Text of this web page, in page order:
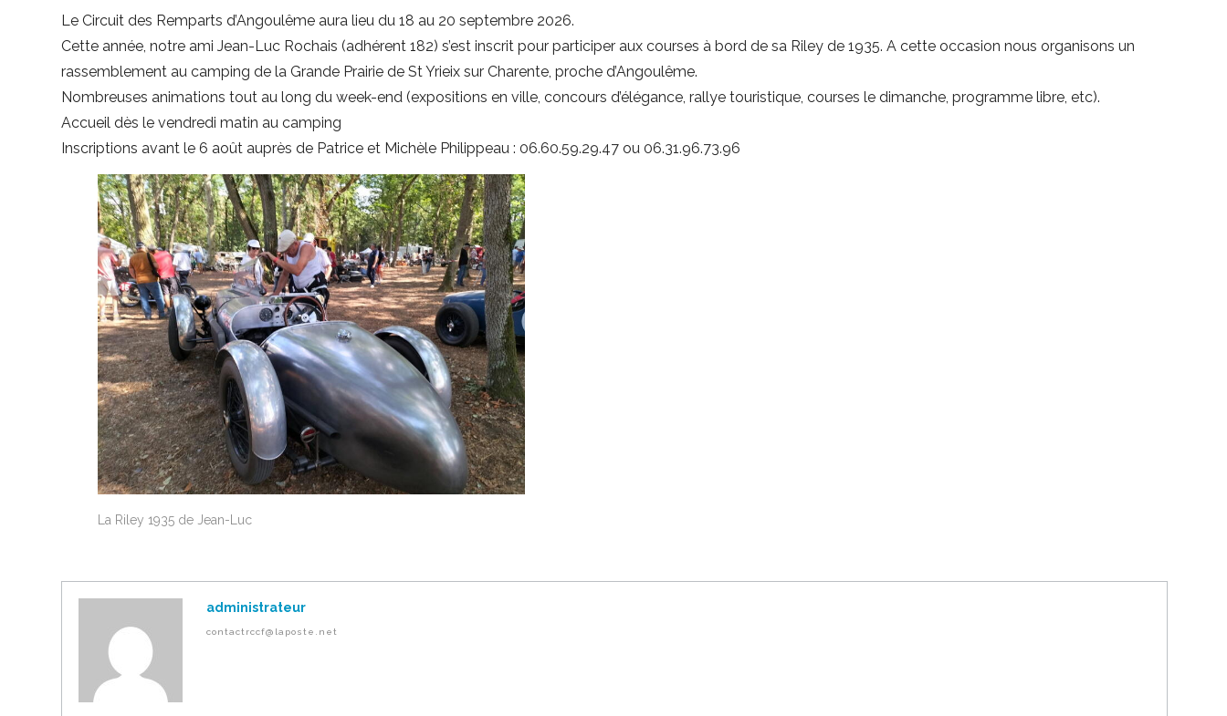
Le Circuit des Remparts d’Angoulême aura lieu du 18 au 20 septembre 2026.
Cette année, notre ami Jean-Luc Rochais (adhérent 182) s’est inscrit pour participer aux courses à bord de sa Riley de 1935. A cette occasion nous organisons un
rassemblement au camping de la Grande Prairie de St Yrieix sur Charente, proche d’Angoulême.
Nombreuses animations tout au long du week-end (expositions en ville, concours d’élégance, rallye touristique, courses le dimanche, programme libre, etc).
Accueil dès le vendredi matin au camping
Inscriptions avant le 6 août auprès de Patrice et Michèle Philippeau : 06.60.59.29.47 ou 06.31.96.73.96
La Riley 1935 de Jean-Luc
administrateur
contactrccf@laposte.net